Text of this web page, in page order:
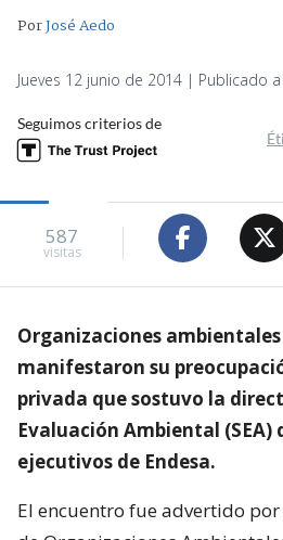
PorJosé Aedo
Jueves 12 junio de 2014 | Publicado
Seguimos criterios de
587
visitas
Organizaciones
manifestaron su
privada que sostuvo la
Evaluación Ambiental (SEA)
ejecutivos de Endesa.
El encuentro fue advertido por